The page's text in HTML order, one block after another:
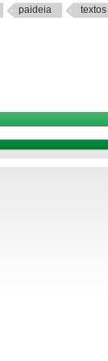
paideia textos